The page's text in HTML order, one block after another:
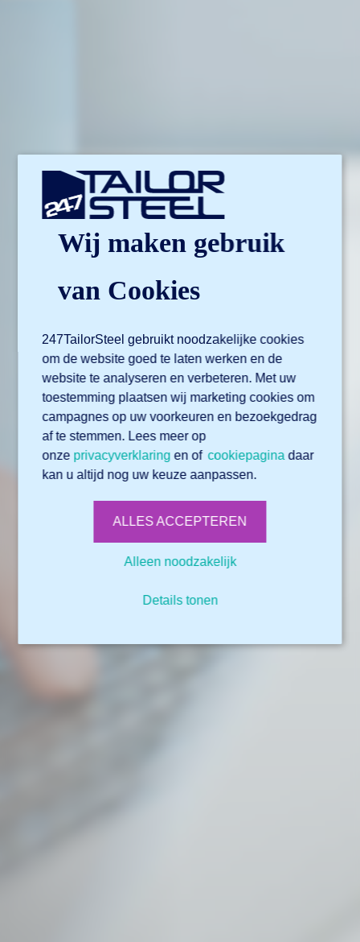
Wij maken gebruik
van Cookies
247TailorSteel gebruikt noodzakelijke cookies
om de website goed te laten werken en de
website te analyseren en verbeteren. Met uw
toestemming plaatsen wij marketing cookies om
campagnes op uw voorkeuren en bezoekgedrag
af te stemmen. Lees meer op
onze privacyverklaring en ofcookiepagina daar
kan u altijd nog uw keuze aanpassen.
ALLES ACCEPTEREN
Alleen noodzakelijk
Details tonen